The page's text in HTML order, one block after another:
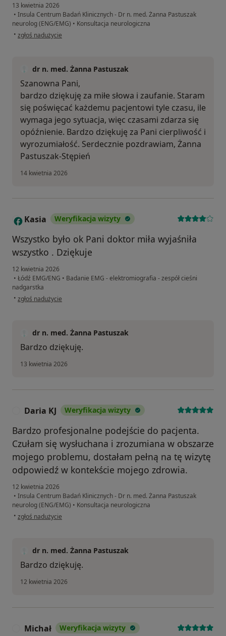
13 kwietnia 2026
• Insula Centrum Badań Klinicznych - Dr n. med. Żanna Pastuszak
neurolog (ENG/EMG) • Konsultacja neurologiczna
• w opinii użytkownika Patrycja
zgłoś nadużycie
dr n. med. Żanna Pastuszak
Szanowna Pani,
bardzo dziękuję za miłe słowa i zaufanie. Staram
się poświęcać każdemu pacjentowi tyle czasu, ile
wymaga jego sytuacja, więc czasami zdarza się
opóźnienie. Bardzo dziękuję za Pani cierpliwość i
wyrozumiałość. Serdecznie pozdrawiam, Żanna
Pastuszak-Stępień
14 kwietnia 2026
K Kasia Weryfikacja wizyty
Wszystko było ok Pani doktor miła wyjaśniła
wszystko . Dziękuje
12 kwietnia 2026
• Łódź EMG/ENG • Badanie EMG - elektromiografia - zespół cieśni
nadgarstka
• w opinii użytkownika Kasia
zgłoś nadużycie
dr n. med. Żanna Pastuszak
Bardzo dziękuję.
13 kwietnia 2026
Daria KJ Weryfikacja wizyty
Bardzo profesjonalne podejście do pacjenta.
Czułam się wysłuchana i zrozumiana w obszarze
mojego problemu, dostałam pełną na tę wizytę
odpowiedź w kontekście mojego zdrowia.
12 kwietnia 2026
• Insula Centrum Badań Klinicznych - Dr n. med. Żanna Pastuszak
neurolog (ENG/EMG) • Konsultacja neurologiczna
• w opinii użytkownika Daria KJ
zgłoś nadużycie
dr n. med. Żanna Pastuszak
Bardzo dziękuję.
12 kwietnia 2026
Michał Weryfikacja wizyty